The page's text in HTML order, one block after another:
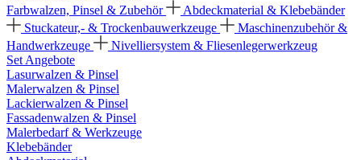
Farbwalzen, Pinsel & Zubehör
Abdeckmaterial & Klebebänder
Stuckateur,- & Trockenbauwerkzeuge
Maschinenzubehör &
Handwerkzeuge
Nivelliersystem & Fliesenlegerwerkzeug
Set Angebote
Lasurwalzen & Pinsel
Malerwalzen & Pinsel
Lackierwalzen & Pinsel
Fassadenwalzen & Pinsel
Malerbedarf & Werkzeuge
Klebebänder